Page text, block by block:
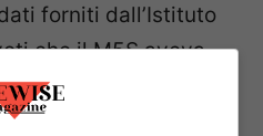
forniti dall’Istituto
che il M5S aveva
è infatti finito nel
troppo lontani